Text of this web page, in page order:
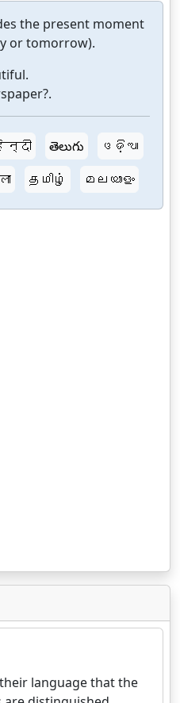
the present moment
or tomorrow).
తెలుగు
ଓଡ଼ିଆ
தமிழ் മലയാളം
language that the